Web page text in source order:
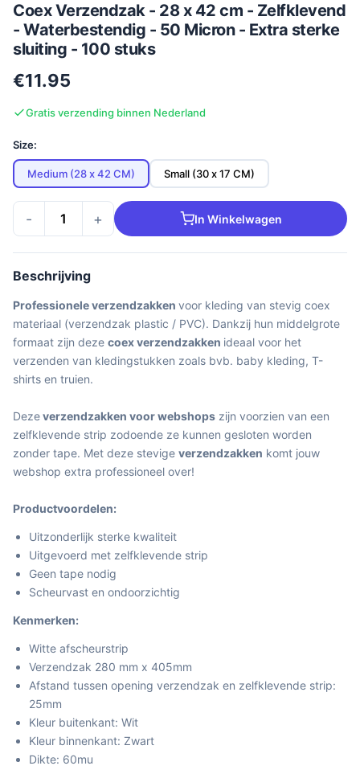
Coex Verzendzak - 28 x 42 cm - Zelfklevend
- Waterbestendig - 50 Micron - Extra sterke
sluiting - 100 stuks
€11.95
Gratis verzending binnen Nederland
Size:
Medium (28 x 42 CM) Small (30 x 17 CM)
- + In Winkelwagen
Beschrijving
Professionele verzendzakken voor kleding van stevig coex
materiaal (verzendzak plastic / PVC). Dankzij hun middelgrote
formaat zijn deze coex verzendzakken ideaal voor het
verzenden van kledingstukken zoals bvb. baby kleding, T-
shirts en truien.
Dezeverzendzakken voor webshops zijn voorzien van een
zelfklevende strip zodoende ze kunnen gesloten worden
zonder tape. Met deze stevige verzendzakken komt jouw
webshop extra professioneel over!
Productvoordelen:
Uitzonderlijk sterke kwaliteit
Uitgevoerd met zelfklevende strip
Geen tape nodig
Scheurvast en ondoorzichtig
Kenmerken:
Witte afscheurstrip
Verzendzak 280 mm x 405mm
Afstand tussen opening verzendzak en zelfklevende strip:
25mm
Kleur buitenkant: Wit
Kleur binnenkant: Zwart
Dikte: 60mu